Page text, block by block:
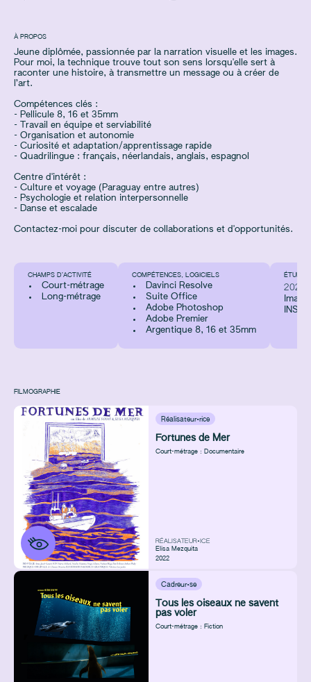
À PROPOS
Jeune diplômée, passionnée par la narration visuelle et les images.
Pour moi, la technique trouve tout son sens lorsqu'elle sert à
raconter une histoire, à transmettre un message ou à créer de
l’art.
Compétences clés :
- Pellicule 8, 16 et 35mm
- Travail en équipe et serviabilité
- Organisation et autonomie
- Curiosité et adaptation/apprentissage rapide
- Quadrilingue : français, néerlandais, anglais, espagnol
Centre d'intérêt :
- Culture et voyage (Paraguay entre autres)
- Psychologie et relation interpersonnelle
- Danse et escalade
Contactez-moi pour discuter de collaborations et d'opportunités.
CHAMPS D’ACTIVITÉ
Court-métrage
Long-métrage
COMPÉTENCES, LOGICIELS
Davinci Resolve
Suite Office
Adobe Photoshop
Adobe Premier
Argentique 8, 16 et 35mm
2023
INSAS
FILMOGRAPHIE
Réalisateur·rice
Fortunes de Mer
Court-métrage : Documentaire
RÉALISATEUR•ICE
Elisa Mezquita
2022
Cadreur·se
Tous les oiseaux ne savent
pas voler
Court-métrage : Fiction